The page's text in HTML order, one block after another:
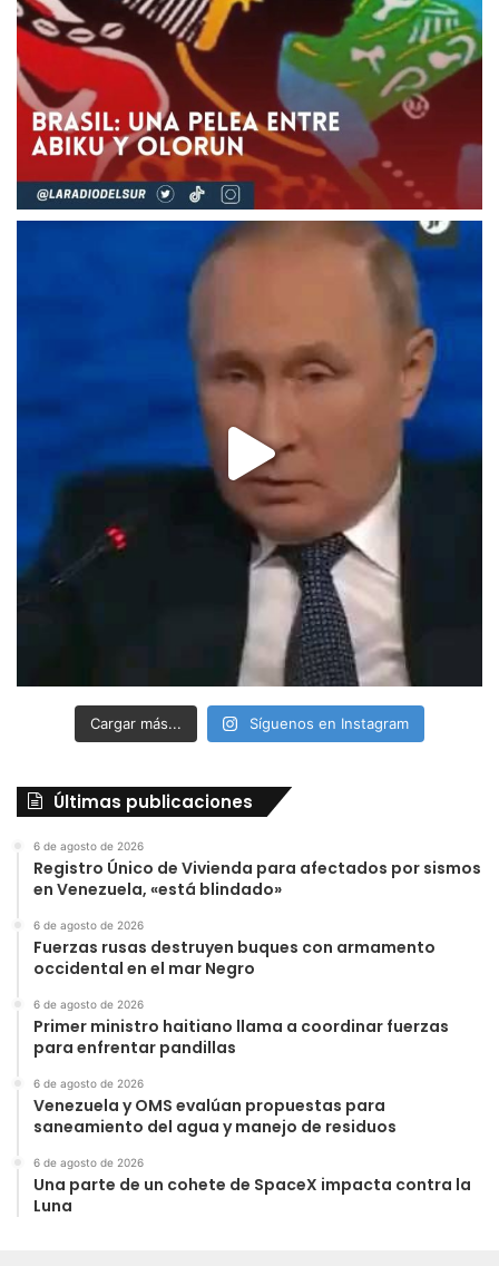
Cargar más... Síguenos en Instagram
Últimas publicaciones
6 de agosto de 2026
Registro Único de Vivienda para afectados por sismos
en Venezuela, «está blindado»
6 de agosto de 2026
Fuerzas rusas destruyen buques con armamento
occidental en el mar Negro
6 de agosto de 2026
Primer ministro haitiano llama a coordinar fuerzas
para enfrentar pandillas
6 de agosto de 2026
Venezuela y OMS evalúan propuestas para
saneamiento del agua y manejo de residuos
6 de agosto de 2026
Una parte de un cohete de SpaceX impacta contra la
Luna